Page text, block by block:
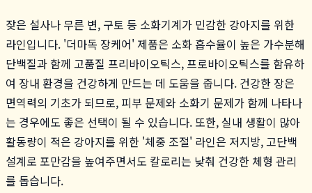
잦은 설사나 무른 변, 구토 등 소화기계가 민감한 강아지를 위한
라인입니다. '더마독 장케어' 제품은 소화 흡수율이 높은 가수분해
단백질과 함께 고품질 프리바이오틱스, 프로바이오틱스를 함유하
여 장내 환경을 건강하게 만드는 데 도움을 줍니다. 건강한 장은
면역력의 기초가 되므로, 피부 문제와 소화기 문제가 함께 나타나
는 경우에도 좋은 선택이 될 수 있습니다. 또한, 실내 생활이 많아
활동량이 적은 강아지를 위한 '체중 조절' 라인은 저지방, 고단백
설계로 포만감을 높여주면서도 칼로리는 낮춰 건강한 체형 관리
를 돕습니다.